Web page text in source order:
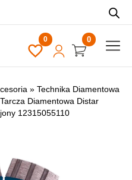
0
» Technika Diamentowa
Tarcza Diamentowa Distar
12315055110